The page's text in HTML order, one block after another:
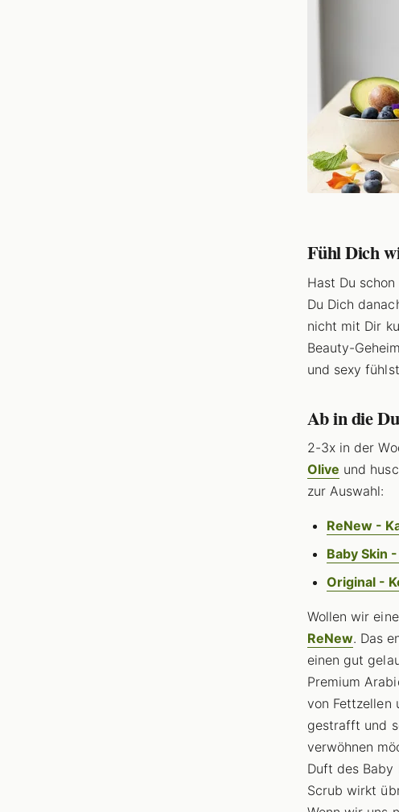
Fühl Dich
Hast Du
Du Dich
nicht mit Dir
Beauty-
und sexy
Ab in die
2-3x in der
Olive und
zur Auswahl:
ReNew -
Baby Skin
Original -
Wollen wir
ReNew. Das
einen gut
Premium
von Fettzellen
gestrafft und
verwöhnen
Duft des Baby
Scrub wirkt